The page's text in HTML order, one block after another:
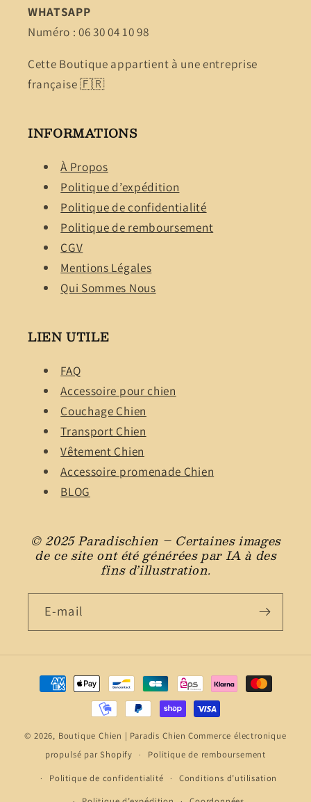
WHATSAPP
Numéro : 06 30 04 10 98
Cette Boutique appartient à une entreprise
française 🇫🇷
INFORMATIONS
À Propos
Politique d’expédition
Politique de confidentialité
Politique de remboursement
CGV
Mentions Légales
Qui Sommes Nous
LIEN UTILE
FAQ
Accessoire pour chien
Couchage Chien
Transport Chien
Vêtement Chien
Accessoire promenade Chien
BLOG
© 2025 Paradischien – Certaines images
de ce site ont été générées par IA à des
fins d’illustration.
E-mail
Moyens
de
© 2026, Boutique Chien | Paradis Chien Commerce électronique
propulsé par Shopify
Politique de remboursement
Politique de confidentialité
Conditions d’utilisation